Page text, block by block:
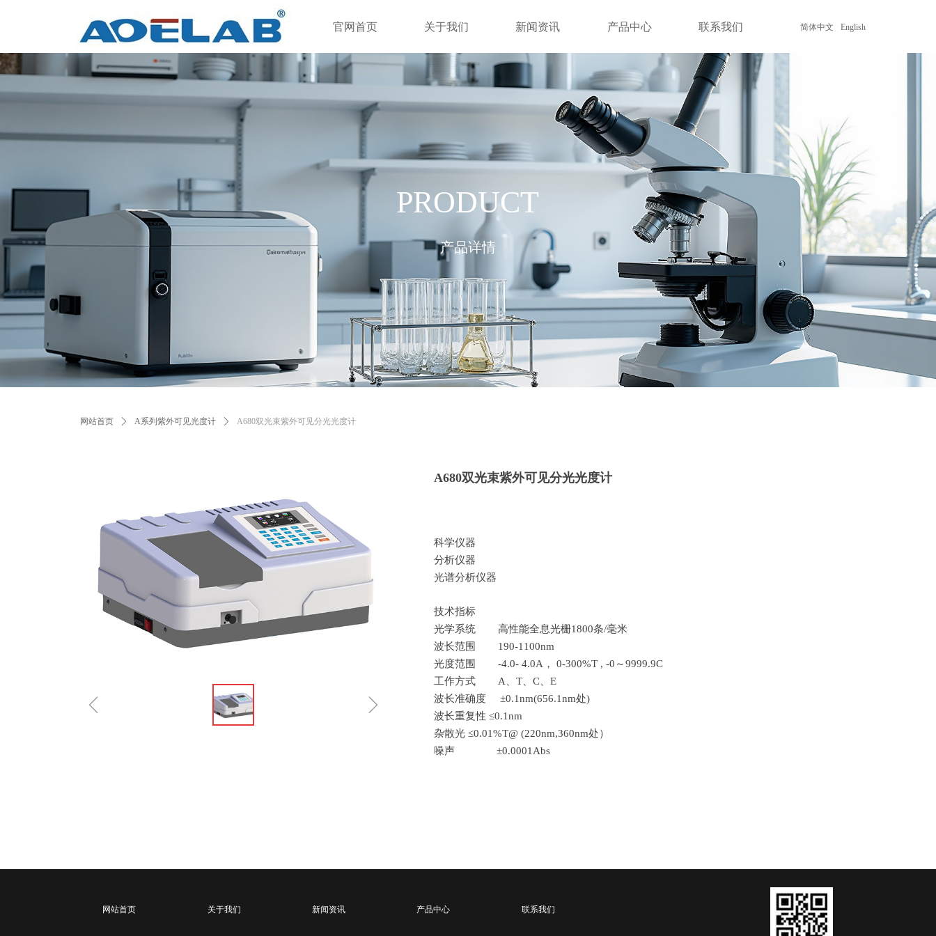
官网首页 关于我们 新闻资讯 产品中心 联系我们 简体中文 English
网站首页 ꄲ A系列紫外可见光度计 ꄲ A680双光束紫外可见分光光度计
ꁆ ꁇ
A680双光束紫外可见分光光度计
科学仪器
分析仪器
光谱分析仪器
技术指标
光学系统 高性能全息光栅1800条/毫米
波长范围 190-1100nm
光度范围 -4.0- 4.0A， 0-300%T , -0～9999.9C
工作方式 A、T、C、E
波长准确度 ±0.1nm(656.1nm处)
波长重复性 ≤0.1nm
杂散光 ≤0.01%T@ (220nm,360nm处）
噪声 ±0.0001Abs
PRODUCT
产品详情
网站首页 关于我们 新闻资讯 产品中心 联系我们